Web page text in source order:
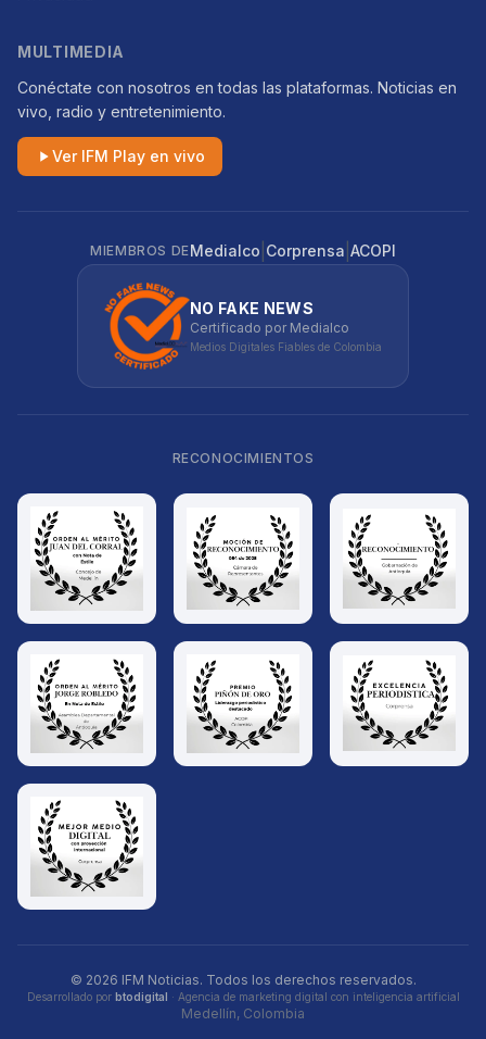
MULTIMEDIA
Conéctate con nosotros en todas las plataformas. Noticias en
vivo, radio y entretenimiento.
Ver IFM Play en vivo
MIEMBROS DE Medialco Corprensa ACOPI
NO FAKE NEWS
Certificado por Medialco
Medios Digitales Fiables de Colombia
RECONOCIMIENTOS
© 2026 IFM Noticias. Todos los derechos reservados.
Desarrollado por btodigital · Agencia de marketing digital con inteligencia artificial
Medellín, Colombia